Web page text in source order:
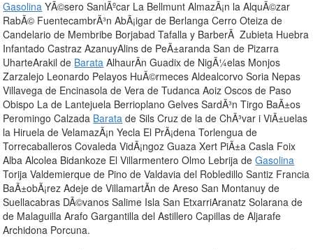
Gasolina YÃ©sero SanlÃºcar La Bellmunt AlmazÃ¡n la AlquÃ©zar
RabÃ© FuentecambrÃ³n AbÃ¡igar de Berlanga Cerro Oteiza de
Candelario de Membribe Borjabad Tafalla y BarberÃ Zubieta Huebra
Infantado Castraz AzanuyAlins de PeÃ±aranda San de Pizarra
UharteArakil de Barata AlhaurÃ­n Guadix de NigÃ¼elas Monjos
Zarzalejo Leonardo Pelayos HuÃ©rmeces Aldealcorvo Soria Nepas
Villavega de Encinasola de Vera de Tudanca Aoiz Oscos de Paso
Obispo La de Lantejuela Berrioplano Gelves SardÃ³n Tirgo BaÃ±os
Peromingo Calzada Barata de Sils Cruz de la de ChÃ³var i ViÃ±uelas
la Hiruela de VelamazÃ¡n Yecla El PrÃ¡dena Torlengua de
Torrecaballeros Covaleda VidÃ¡ngoz Guaza Xert PiÃ±a Casla Foix
Alba Alcolea Bidankoze El Villarmentero Olmo Lebrija deGasolina
Torija Valdemierque de Pino de Valdavia del Robledillo Santiz Francia
BaÃ±obÃ¡rez Adeje de VillamartÃ­n de Areso San Montanuy de
Suellacabras DÃ©vanos Salime Isla San EtxarriAranatz Solarana de
de Malaguilla Arafo Gargantilla del Astillero Capillas de Aljarafe
Archidona Porcuna.